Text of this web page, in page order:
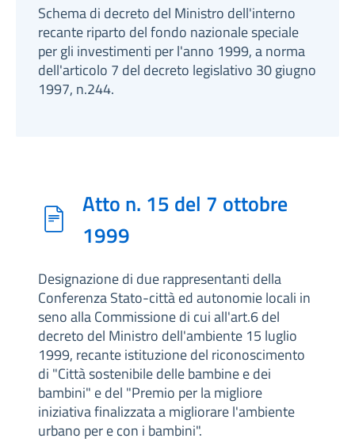
Schema di decreto del Ministro dell'interno
recante riparto del fondo nazionale speciale
per gli investimenti per l'anno 1999, a norma
dell'articolo 7 del decreto legislativo 30 giugno
1997, n.244.
Atto n. 15 del 7 ottobre
1999
Designazione di due rappresentanti della
Conferenza Stato-città ed autonomie locali in
seno alla Commissione di cui all'art.6 del
decreto del Ministro dell'ambiente 15 luglio
1999, recante istituzione del riconoscimento
di "Città sostenibile delle bambine e dei
bambini" e del "Premio per la migliore
iniziativa finalizzata a migliorare l'ambiente
urbano per e con i bambini".